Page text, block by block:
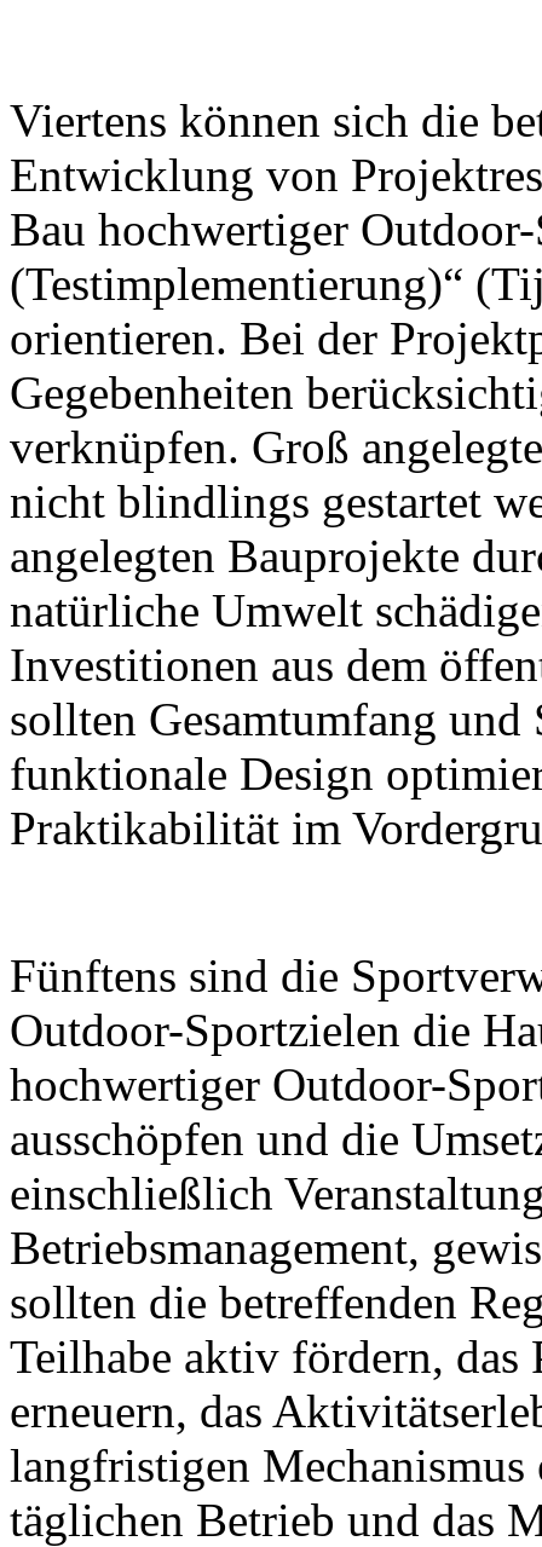
Viertens können sich die
Entwicklung von
Bau hochwertiger
(Testimplementierung)“
orientieren. Bei der
Gegebenheiten
verknüpfen. Groß
nicht blindlings gestartet
angelegten Bauprojekte
natürliche Umwelt
Investitionen aus dem
sollten Gesamtumfang
funktionale Design
Praktikabilität im
Fünftens sind die
Outdoor-Sportzielen die
hochwertiger Outdoor-
ausschöpfen und die
einschließlich
Betriebsmanagement,
sollten die betreffenden
Teilhabe aktiv fördern,
erneuern, das
langfristigen
täglichen Betrieb und das